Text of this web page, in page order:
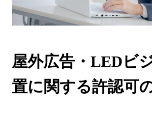
屋外広告・LEDビ
置に関する許認可